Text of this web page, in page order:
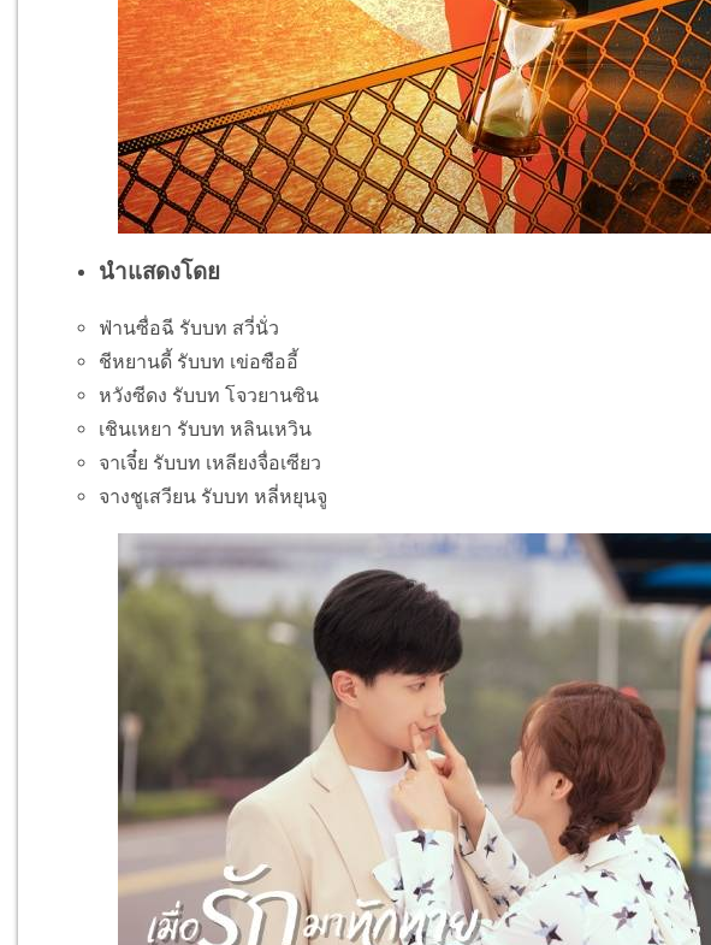
นำแสดงโดย
ฟ่านซื่อฉี รับบท สวี่นั่ว
ชีหยานดี้ รับบท เข่อซืออี้
หวังซีดง รับบท โจวยานซิน
เชินเหยา รับบท หลินเหวิน
จาเจี๋ย รับบท เหลียงจื่อเซียว
จางชูเสวียน รับบท หลี่หยุนจู